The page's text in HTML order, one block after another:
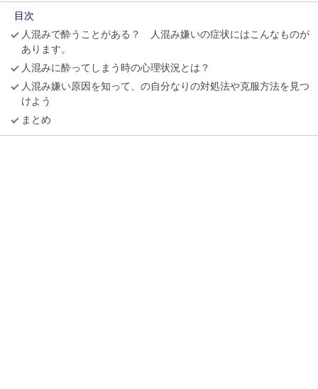
目次
人混みで酔うことがある？ 人混み嫌いの症状にはこんなものが
あります。
人混みに酔ってしまう時の心理状況とは？
人混み嫌い原因を知って、の自分なりの対処法や克服方法を見つ
けよう
まとめ